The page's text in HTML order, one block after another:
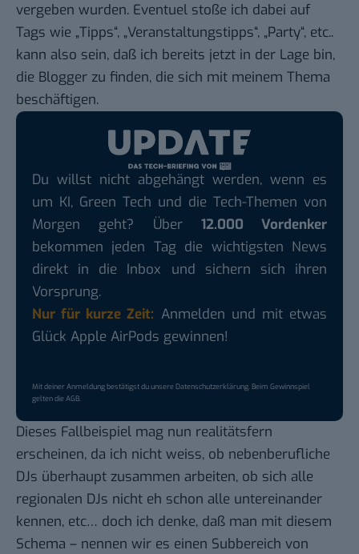
vergeben wurden. Eventuel stoße ich dabei auf
Tags wie „Tipps“, „Veranstaltungstipps“, „Party“, etc..
kann also sein, daß ich bereits jetzt in der Lage bin,
die Blogger zu finden, die sich mit meinem Thema
beschäftigen.
Du willst nicht abgehängt werden, wenn es
um KI, Green Tech und die Tech-Themen von
Morgen geht? Über 12.000 Vordenker
bekommen jeden Tag die wichtigsten News
direkt in die Inbox und sichern sich ihren
Vorsprung.
Nur für kurze Zeit: Anmelden und mit etwas
Glück Apple AirPods gewinnen!
Mit deiner Anmeldung bestätigst du unsereDatenschutzerklärung. Beim Gewinnspiel
gelten dieAGB.
Dieses Fallbeispiel mag nun realitätsfern
erscheinen, da ich nicht weiss, ob nebenberufliche
DJs überhaupt zusammen arbeiten, ob sich alle
regionalen DJs nicht eh schon alle untereinander
kennen, etc… doch ich denke, daß man mit diesem
Schema – nennen wir es einen Subbereich von